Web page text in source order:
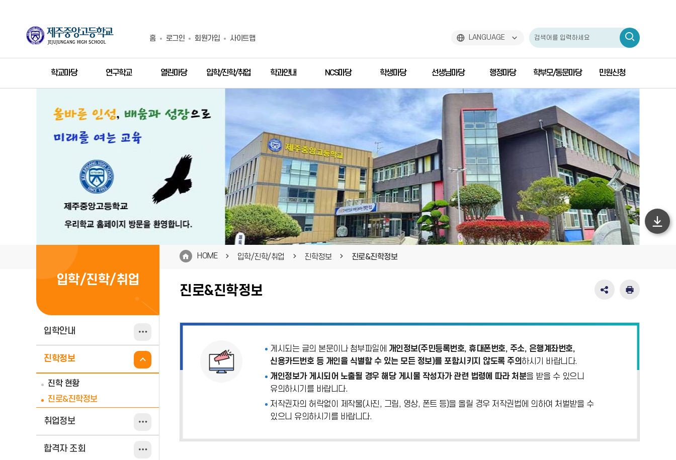
홈 로그인 회원가입 사이트맵 LANGUAGE
검
색
기
학교마당 연구학교 열린마당 입학/진학/취업 학과안내 NCS마당 학생마당 선생님마당 행정마당 학부모/동문마당 민원신청
입학/진학/취업
입학안내
진학정보
진학 현황
진로&진학정보
취업정보
합격자 조회
HOME 입학/진학/취업 진학정보 진로&진학정보
진로&진학정보
SNS
영
인
게시되는 글의 본문이나 첨부파일에 개인정보(주민등록번호, 휴대폰번호, 주소, 은행계좌번호,
신용카드번호 등 개인을 식별할 수 있는 모든 정보)를 포함시키지 않도록 주의 하시기 바랍니다.
개인정보가 게시되어 노출될 경우 해당 게시물 작성자가 관련 법령에 따라 처분을 받을 수 있으니
유의하시기를 바랍니다.
저작권자의 허락없이 제작물(사진, 그림, 영상, 폰트 등)을 올릴 경우 저작권법에 의하여 처벌받을 수
있으니 유의하시기를 바랍니다.
하